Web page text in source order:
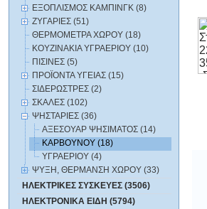
ΕΞΟΠΛΙΣΜΟΣ ΚΑΜΠΙΝΓΚ (8)
ΖΥΓΑΡΙΕΣ (51)
ΘΕΡΜΟΜΕΤΡΑ ΧΩΡΟΥ (18)
ΚΟΥΖΙΝΑΚΙΑ ΥΓΡΑΕΡΙΟΥ (10)
ΠΙΣΙΝΕΣ (5)
ΠΡΟΪΟΝΤΑ ΥΓΕΙΑΣ (15)
ΣΙΔΕΡΩΣΤΡΕΣ (2)
ΣΚΑΛΕΣ (102)
ΨΗΣΤΑΡΙΕΣ (36)
ΑΞΕΣΟΥΑΡ ΨΗΣΙΜΑΤΟΣ (14)
ΚΑΡΒΟΥΝΟΥ (18)
ΥΓΡΑΕΡΙΟΥ (4)
ΨΥΞΗ, ΘΕΡΜΑΝΣΗ ΧΩΡΟΥ (33)
ΗΛΕΚΤΡΙΚΕΣ ΣΥΣΚΕΥΕΣ (3506)
ΗΛΕΚΤΡΟΝΙΚΑ ΕΙΔΗ (5794)